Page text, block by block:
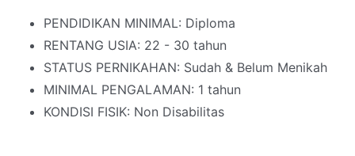
PENDIDIKAN MINIMAL: Diploma
RENTANG USIA: 22 - 30 tahun
STATUS PERNIKAHAN: Sudah & Belum Menikah
MINIMAL PENGALAMAN: 1 tahun
KONDISI FISIK: Non Disabilitas